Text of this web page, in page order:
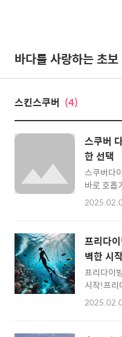
스킨스쿠버 (4)
스쿠버
한 선택
스쿠버다
바로 호흡
하고 편안
될 수 있
다이빙 호
점도 함께
기 추천
한 내구성,
✅ 특징:
프리다
벽한 시
프리다이
시작!프리